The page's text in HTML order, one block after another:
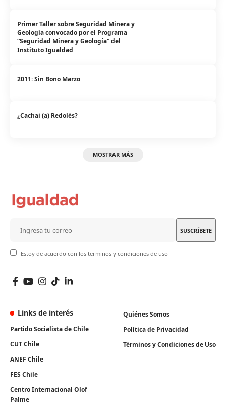
Primer Taller sobre Seguridad Minera y
Geología convocado por el Programa
“Seguridad Minera y Geología” del
Instituto Igualdad
2011: Sin Bono Marzo
¿Cachai (a) Redolés?
MOSTRAR MÁS
Estoy de acuerdo con los terminos y condiciones de uso
Links de interés
Partido Socialista de Chile
CUT Chile
ANEF Chile
FES Chile
Centro Internacional Olof
Palme
Quiénes Somos
Política de Privacidad
Términos y Condiciones de Uso